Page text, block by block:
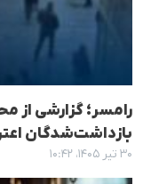
رامسر؛ گزارشی از
بازداشت‌شدگان
۳۰ تیر ۱۴۰۵، ۱۰:۴۲